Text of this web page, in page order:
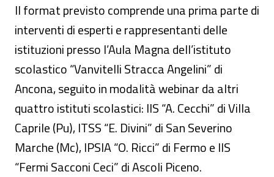
Il format previsto comprende una prima parte di
interventi di esperti e rappresentanti delle
istituzioni presso l’Aula Magna dell’istituto
scolastico “Vanvitelli Stracca Angelini” di
Ancona, seguito in modalità webinar da altri
quattro istituti scolastici: IIS “A. Cecchi” di Villa
Caprile (Pu), ITSS “E. Divini” di San Severino
Marche (Mc), IPSIA “O. Ricci” di Fermo e IIS
“Fermi Sacconi Ceci” di Ascoli Piceno.